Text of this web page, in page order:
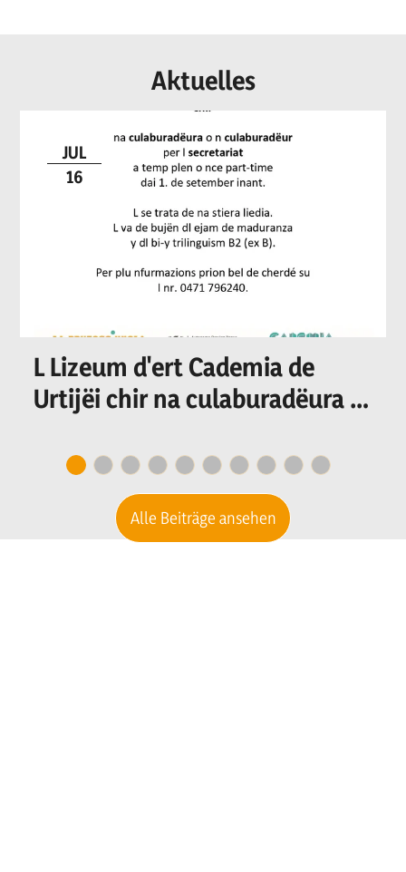
Aktuelles
JUL
16
L Lizeum d'ert Cademia de
Urtijëi chir na culaburadëura o
secretariat
Alle Beiträge ansehen